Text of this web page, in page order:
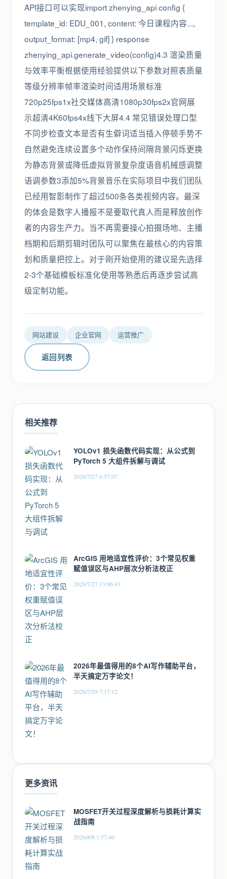
API接口可以实现import zhenying_api config {
template_id: EDU_001, content: 今日课程内容...,
output_format: [mp4, gif] } response
zhenying_api.generate_video(config)4.3 渲染质量
与效率平衡根据使用经验提供以下参数对照表质量
等级分辨率帧率渲染时间适用场景标准
720p25fps1x社交媒体高清1080p30fps2x官网展
示超清4K60fps4x线下大屏4.4 常见错误处理口型
不同步检查文本是否有生僻词适当插入停顿手势不
自然避免连续设置多个动作保持间隔背景闪烁更换
为静态背景或降低虚拟背景复杂度语音机械感调整
语调参数3添加5%背景音乐在实际项目中我们团队
已经用智影制作了超过500条各类视频内容。最深
的体会是数字人播报不是要取代真人而是释放创作
者的内容生产力。当不再需要操心拍摄场地、主播
档期和后期剪辑时团队可以聚焦在最核心的内容策
划和质量把控上。对于刚开始使用的建议是先选择
2-3个基础模板标准化使用等熟悉后再逐步尝试高
级定制功能。
网站建设 企业官网 运营推广
返回列表
相关推荐
YOLOv1 损失函数代码实现：从公式到
PyTorch 5 大组件拆解与调试
2026/7/27 6:57:07
ArcGIS 用地适宜性评价：3个常见权重
赋值误区与AHP层次分析法校正
2026/7/27 13:06:43
2026年最值得用的8个AI写作辅助平台，
半天搞定万字论文！
2026/7/29 7:17:12
更多资讯
MOSFET开关过程深度解析与损耗计算实
战指南
2026/8/8 1:57:40